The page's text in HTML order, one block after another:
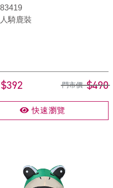
騎鹿裝
$392 門市價 $490
快速瀏覽